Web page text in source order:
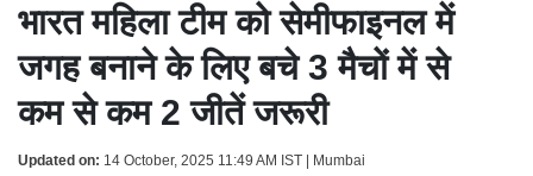
भारत महिला टीम को सेमीफाइनल में
जगह बनाने के लिए बचे 3 मैचों में से
कम से कम 2 जीतें जरूरी
Updated on: 14 October, 2025 11:49 AM IST | Mumbai